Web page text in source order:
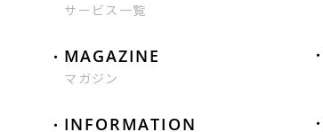
サービス一覧
MAGAZINE
マガジン
INFORMATION